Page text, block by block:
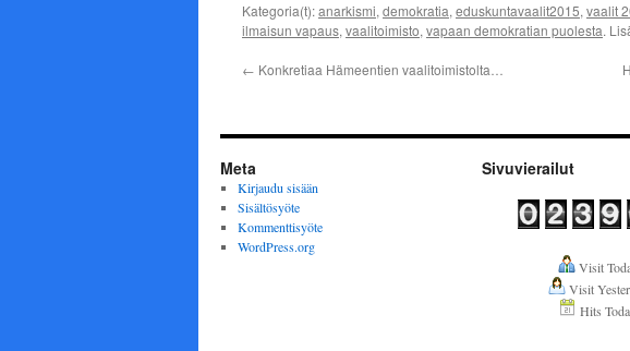
Kategoria(t):anarkismi, demokratia, eduskuntavaalit2015, vaalit
ilmaisun vapaus, vaalitoimisto, vapaan demokratian puolesta.
← Konkretiaa Hämeentien vaalitoimistolta…
Meta
Kirjaudu sisään
Sisältösyöte
Kommenttisyöte
WordPress.org
Sivuvierailut
Visit
Visit
Hits